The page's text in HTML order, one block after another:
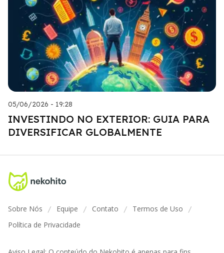
05/06/2026 - 19:28
INVESTINDO NO EXTERIOR: GUIA PARA
DIVERSIFICAR GLOBALMENTE
Sobre Nós / Equipe / Contato / Termos de Uso /
Política de Privacidade